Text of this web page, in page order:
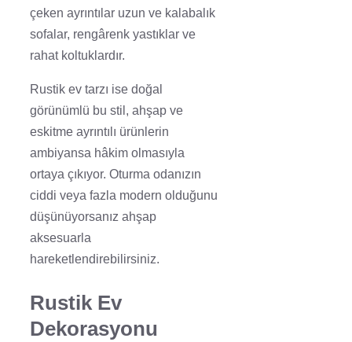
çeken ayrıntılar uzun ve kalabalık
sofalar, rengârenk yastıklar ve
rahat koltuklardır.
Rustik ev tarzı ise doğal
görünümlü bu stil, ahşap ve
eskitme ayrıntılı ürünlerin
ambiyansa hâkim olmasıyla
ortaya çıkıyor. Oturma odanızın
ciddi veya fazla modern olduğunu
düşünüyorsanız ahşap
aksesuarla
hareketlendirebilirsiniz.
Rustik Ev
Dekorasyonu